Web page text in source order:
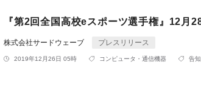
『第2回全国高校eスポーツ選手権』12月
株式会社サードウェーブ プレスリリース
2019年12月26日 05時 コンピュータ・通信機器 告